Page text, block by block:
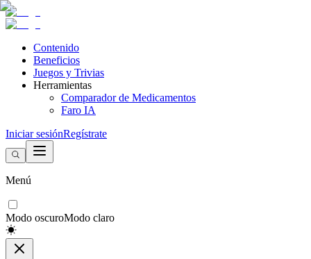
Contenido
Beneficios
Juegos y Trivias
Herramientas
Comparador de Medicamentos
Faro IA
Iniciar sesiónRegístrate
Menú
Modo oscuroModo claro